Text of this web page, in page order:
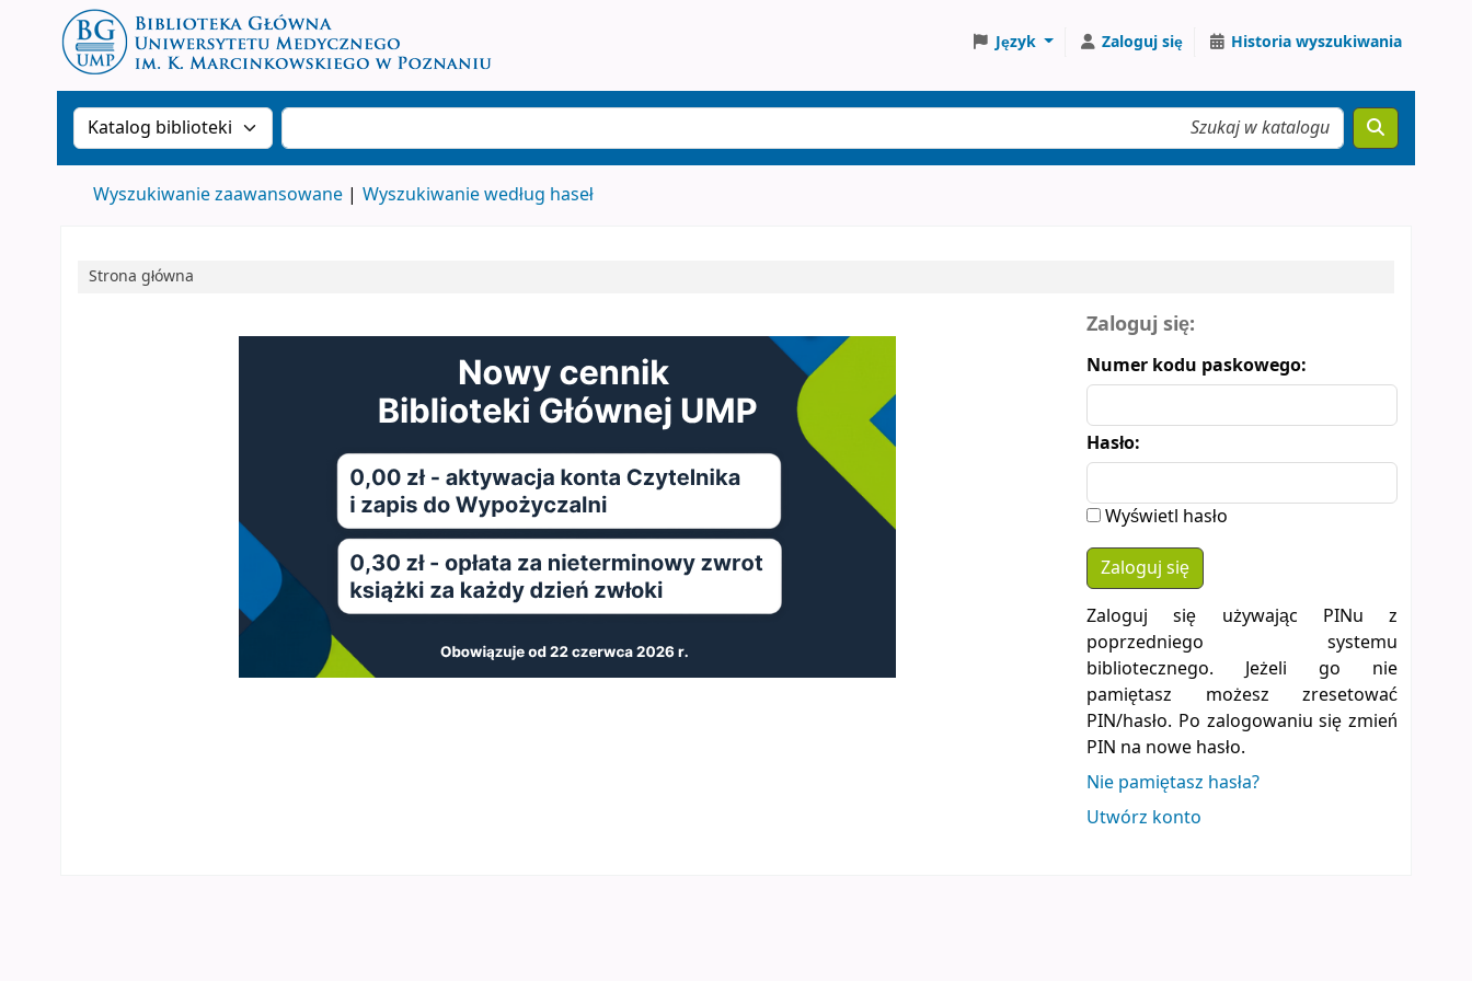
Biblioteka Główna Uniwersytetu Medycznego w Poznaniu
Język Zaloguj się Historia wyszukiwania
Szukaj w katalogu po:Szukaj w katalogu
Wyszukiwanie zaawansowane Wyszukiwanie według haseł
Strona główna
Formularz logowania
Zaloguj się:
Numer kodu paskowego:
Hasło:
Wyświetl hasło
Zaloguj się używając PINu z
poprzedniego systemu
bibliotecznego. Jeżeli go nie
pamiętasz możesz zresetować
PIN/hasło. Po zalogowaniu się zmień
PIN na nowe hasło.
Nie pamiętasz hasła?
Utwórz konto